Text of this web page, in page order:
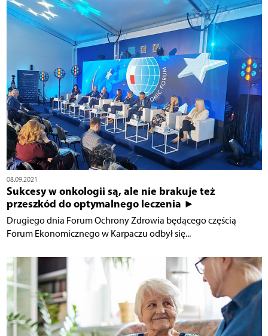
08.09.2021
Sukcesy w onkologii są, ale nie brakuje też
przeszkód do optymalnego leczenia ►
Drugiego dnia Forum Ochrony Zdrowia będącego częścią
Forum Ekonomicznego w Karpaczu odbył się...